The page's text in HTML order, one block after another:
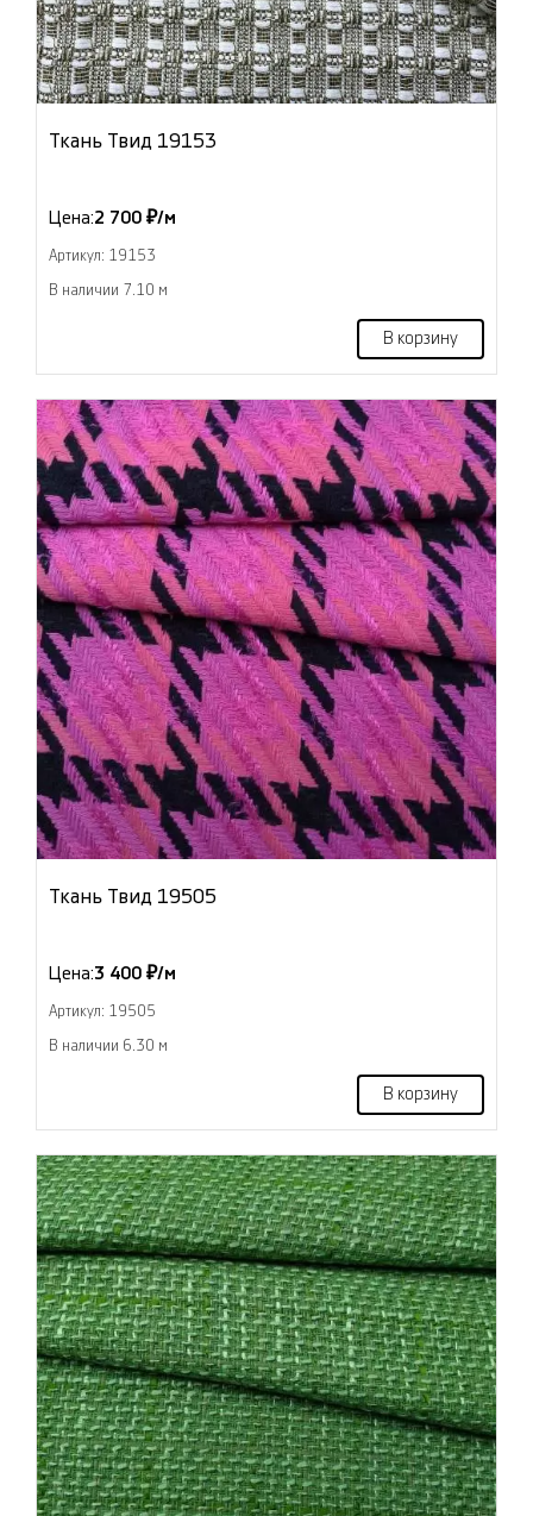
Ткань Твид 19153
Цена:2 700 ₽/м
Артикул: 19153
В наличии 7.10 м
В корзину
Ткань Твид 19505
Цена:3 400 ₽/м
Артикул: 19505
В наличии 6.30 м
В корзину